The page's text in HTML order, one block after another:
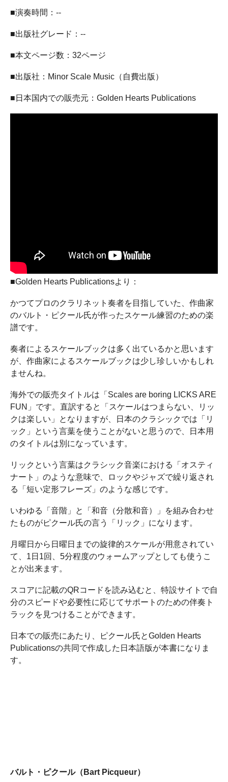
■演奏時間：--
■出版社グレード：--
■本文ページ数：32ページ
■出版社：Minor Scale Music（自費出版）
■日本国内での販売元：Golden Hearts Publications
■Golden Hearts Publicationsより：
かつてプロのクラリネット奏者を目指していた、作曲家
のバルト・ピクール氏が作ったスケール練習のための楽
譜です。
奏者によるスケールブックは多く出ているかと思います
が、作曲家によるスケールブックは少し珍しいかもしれ
ませんね。
海外での販売タイトルは「Scales are boring LICKS ARE
FUN」です。直訳すると「スケールはつまらない、リッ
クは楽しい」となりますが、日本のクラシックでは「リ
ック」という言葉を使うことがないと思うので、日本用
のタイトルは別になっています。
リックという言葉はクラシック音楽における「オスティ
ナート」のような意味で、ロックやジャズで繰り返され
る「短い定形フレーズ」のような感じです。
いわゆる「音階」と「和音（分散和音）」を組み合わせ
たものがピクール氏の言う「リック」になります。
月曜日から日曜日までの旋律的スケールが用意されてい
て、1日1回、5分程度のウォームアップとしても使うこ
とが出来ます。
スコアに記載のQRコードを読み込むと、特設サイトで自
分のスピードや必要性に応じてサポートのための伴奏ト
ラックを見つけることができます。
日本での販売にあたり、ピクール氏とGolden Hearts
Publicationsの共同で作成した日本語版が本書になりま
す。
バルト・ピクール（Bart Picqueur）